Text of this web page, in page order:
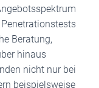
Beratung,
hinaus
nicht nur bei
beispielsweise